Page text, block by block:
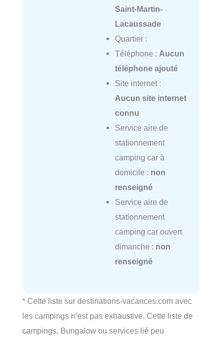
Saint-Martin-
Lacaussade
Quartier :
Téléphone : Aucun
téléphone ajouté
Site internet :
Aucun site internet
connu
Service aire de
stationnement
camping car à
domicile : non
renseigné
Service aire de
stationnement
camping car ouvert
dimanche : non
renseigné
* Cette liste sur destinations-vacances.com avec
les campings n’est pas exhaustive. Cette liste de
campings, Bungalow ou services lié peu